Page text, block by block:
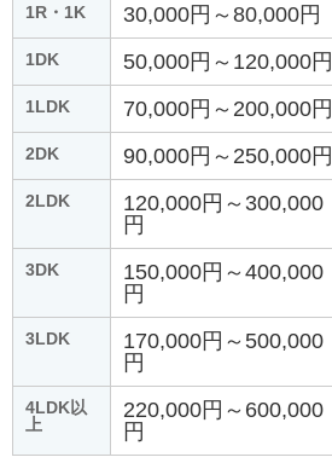
1R・1K 30,000円～80,000円
1DK 50,000円～120,000円
1LDK 70,000円～200,000円
2DK 90,000円～250,000円
2LDK
120,000円～300,000
円
3DK
150,000円～400,000
円
3LDK
170,000円～500,000
円
4LDK以
上
220,000円～600,000
円